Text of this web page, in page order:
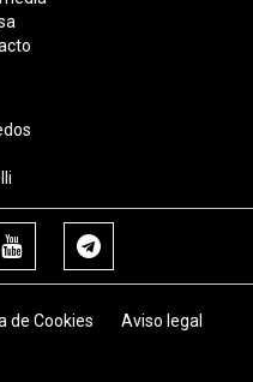
de Cookies Aviso legal